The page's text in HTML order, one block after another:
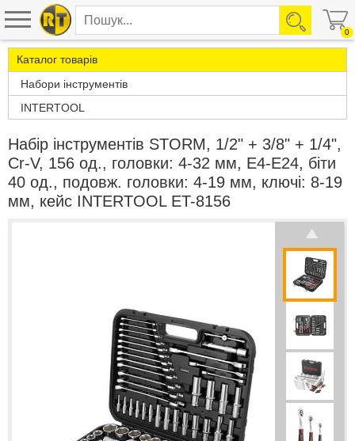
0
Каталог товарів
Набори інструментів
INTERTOOL
Набір інструментів STORM, 1/2" + 3/8" + 1/4",
Cr-V, 156 од., головки: 4-32 мм, E4-E24, біти
40 од., подовж. головки: 4-19 мм, ключі: 8-19
мм, кейс INTERTOOL ET-8156